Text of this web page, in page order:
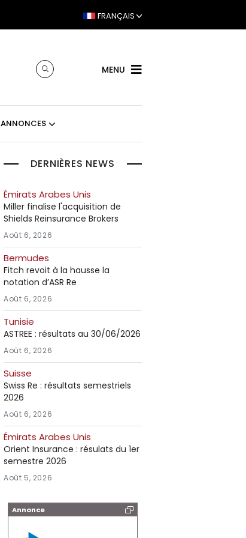
FRANÇAIS
MENU
ANNONCES
DERNIÈRES NEWS
Émirats Arabes Unis
Miller finalise l'acquisition de
Shields Reinsurance Brokers
Août 6, 2026
Bermudes
Fitch revoit à la hausse la
notation d’ASR Re
Août 6, 2026
Tunisie
ASTREE : résultats au 30/06/2026
Août 6, 2026
Suisse
Swiss Re : résultats semestriels
2026
Août 6, 2026
Émirats Arabes Unis
Orient Insurance : résulats du 1er
semestre 2026
Août 5, 2026
Annonce